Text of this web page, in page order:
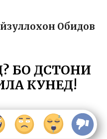
Обидов
БО ДӮСТОНИ
КУНЕД!